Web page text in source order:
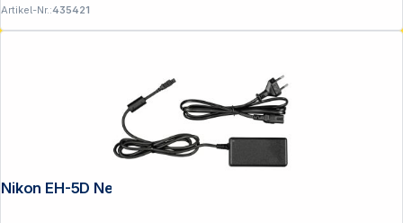
Artikel-Nr.:435421
Nikon EH-5D Netzadapter